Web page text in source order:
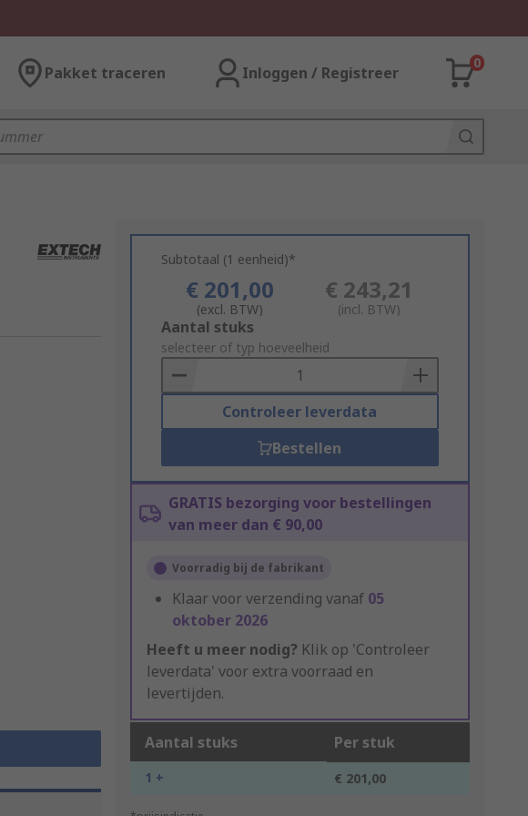
Pakket traceren Inloggen / Registreer
0
Subtotaal (1 eenheid)*
€ 201,00
(excl. BTW)
€ 243,21
(incl. BTW)
Add
to
Basket
Aantal stuks
selecteer of typ hoeveelheid
Controleer leverdata
Bestellen
GRATIS bezorging voor bestellingen
van meer dan € 90,00
Voorradig bij de fabrikant
Klaar voor verzending vanaf 05
oktober 2026
Heeft u meer nodig? Klik op 'Controleer
leverdata' voor extra voorraad en
levertijden.
Aantal stuks Per stuk
1 + € 201,00